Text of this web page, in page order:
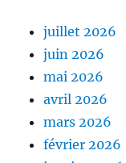
juillet 2026
juin 2026
mai 2026
avril 2026
mars 2026
février 2026